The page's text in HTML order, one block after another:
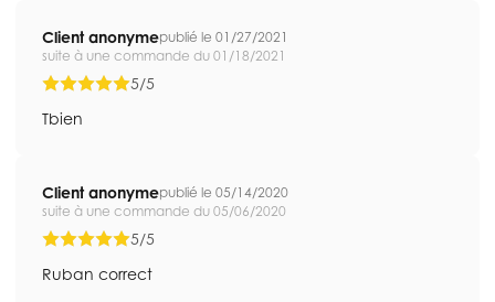
Client anonymepublié le 01/27/2021
suite à une commande du 01/18/2021
5/5
Tbien
Client anonymepublié le 05/14/2020
suite à une commande du 05/06/2020
5/5
Ruban correct